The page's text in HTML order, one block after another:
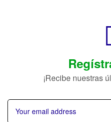
¡Recibe nuestras